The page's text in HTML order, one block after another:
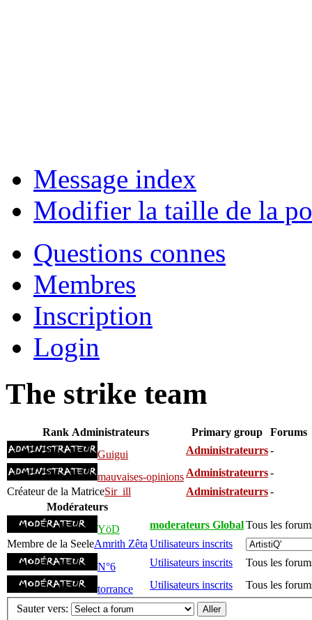
Message index
Modifier la taille de la
Questions connes
Membres
Inscription
Login
The strike team
Rank Administrateurs Primary group
Forums
Guigui
Administrateurrs-
mauvaises-opinions Administrateurrs-
Créateur de la MatriceSir_ill Administrateurrs-
Modérateurs
YöD
moderateurs GlobalTous les
Membre de la SeeleAmrith Zêta Utilisateurs inscrits
N°6
Utilisateurs inscrits Tous les
torrance Utilisateurs inscrits Tous les
Sauter vers: